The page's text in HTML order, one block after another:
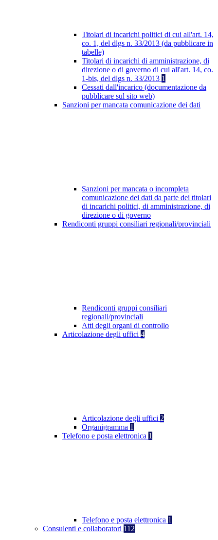
Titolari di incarichi politici di cui all'art. 14,
co. 1, del dlgs n. 33/2013 (da pubblicare in
tabelle)
Titolari di incarichi di amministrazione, di
direzione o di governo di cui all'art. 14, co.
1-bis, del dlgs n. 33/2013 1
Cessati dall'incarico (documentazione da
pubblicare sul sito web)
Sanzioni per mancata comunicazione dei dati
Sanzioni per mancata o incompleta
comunicazione dei dati da parte dei titolari
di incarichi politici, di amministrazione, di
direzione o di governo
Rendiconti gruppi consiliari regionali/provinciali
Rendiconti gruppi consiliari
regionali/provinciali
Atti degli organi di controllo
Articolazione degli uffici 4
Articolazione degli uffici 2
Organigramma 1
Telefono e posta elettronica 1
Telefono e posta elettronica 1
Consulenti e collaboratori 112